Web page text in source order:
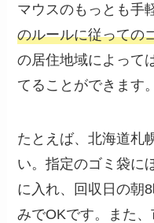
マウスのもっとも手
のルールに従っての
の居住地域によって
てることができます。
たとえば、北海道札
い。指定のゴミ袋に
に入れ、回収日の朝
みでOKです。また